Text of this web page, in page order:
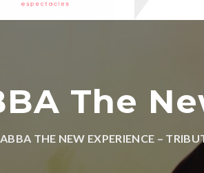
The
ABBA THE NEW EXPERIENCE –